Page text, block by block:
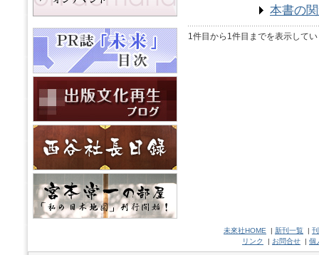
本書の
1件目から1件目までを表示して
未來社HOME | 新刊一覧 |
リンク
| お問合せ | 個